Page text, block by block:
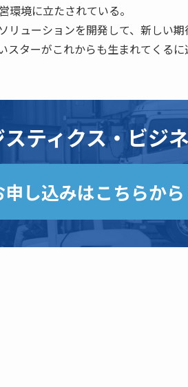
境に立たされている。
リューションを開発して、新しい期
ターがこれからも生まれてくるに
ティクス・ビジ
し込みはこちらから